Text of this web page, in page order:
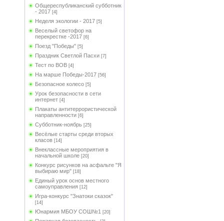
Общереспубликанский субботник
- 2017 [4]
Неделя экологии - 2017 [5]
Веселый светофор на
перекрестке -2017 [6]
Поезд "Победы" [5]
Праздник Светлой Пасхи [7]
Тест по ВОВ [4]
На марше Победы-2017 [56]
Безопасное колесо [5]
Урок безопасности в сети
интернет [4]
Плакаты антитеррористической
направленности [6]
Субботник-ноябрь [25]
Весёлые старты среди вторых
класов [14]
Внеклассные мероприятия в
начальной школе [20]
Конкурс рисунков на асфальте "Я
выбираю мир" [18]
Единый урок основ местного
самоуправления [12]
Игра-конкурс "Знатоки сказок"
[14]
Юнармия МБОУ СОШ№1 [20]